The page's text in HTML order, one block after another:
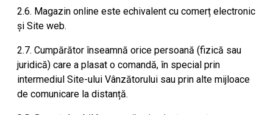
2.6. Magazin online este echivalent cu comerț electronic
și Site web.
2.7. Cumpărător înseamnă orice persoană (fizică sau
juridică) care a plasat o comandă, în special prin
intermediul Site-ului Vânzătorului sau prin alte mijloace
de comunicare la distanță.